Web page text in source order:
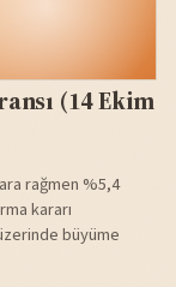
(14 Ekim
rağmen %5,4
kararı
büyüme